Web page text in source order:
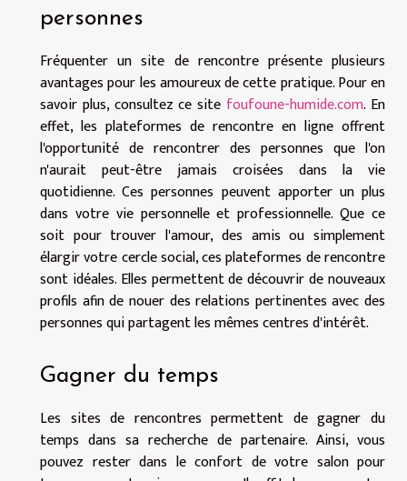
personnes
Fréquenter un site de rencontre présente plusieurs
avantages pour les amoureux de cette pratique. Pour en
savoir plus, consultez ce site foufoune-humide.com. En
effet, les plateformes de rencontre en ligne offrent
l'opportunité de rencontrer des personnes que l'on
n'aurait peut-être jamais croisées dans la vie
quotidienne. Ces personnes peuvent apporter un plus
dans votre vie personnelle et professionnelle. Que ce
soit pour trouver l'amour, des amis ou simplement
élargir votre cercle social, ces plateformes de rencontre
sont idéales. Elles permettent de découvrir de nouveaux
profils afin de nouer des relations pertinentes avec des
personnes qui partagent les mêmes centres d'intérêt.
Gagner du temps
Les sites de rencontres permettent de gagner du
temps dans sa recherche de partenaire. Ainsi, vous
pouvez rester dans le confort de votre salon pour